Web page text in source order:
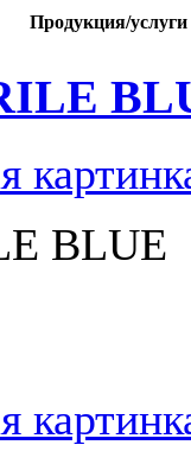
Продукция/услуги
BLUE